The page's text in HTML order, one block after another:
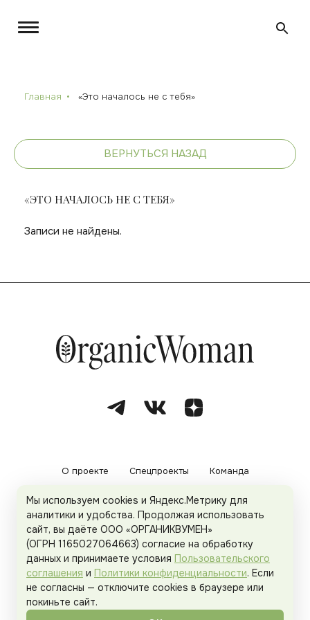
Главная «Это началось не с тебя»
ВЕРНУТЬСЯ НАЗАД
«ЭТО НАЧАЛОСЬ НЕ С ТЕБЯ»
Записи не найдены.
О проекте Спецпроекты Команда
Рекламодателям Политика конфиденциальности
Пользовательское соглашение
Organicwoman.ru . Все права защищены.
Мы используем cookies и Яндекс.Метрику для
аналитики и удобства. Продолжая использовать
сайт, вы даёте ООО «ОРГАНИКВУМЕН»
(ОГРН 1165027064663) согласие на обработку
данных и принимаете условия Пользовательского
соглашения и Политики конфиденциальности. Если
не согласны — отключите cookies в браузере или
покиньте сайт.